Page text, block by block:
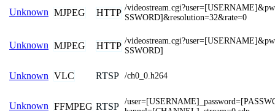
Unknown MJPEG HTTP /
SSWORD]&resolution=32&rate=0
Unknown MJPEG HTTP /
SSWORD]
Unknown VLC RTSP /ch0_0.h264
Unknown FFMPEG RTSP /